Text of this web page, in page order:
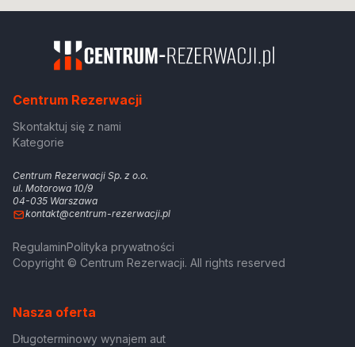
Centrum Rezerwacji
Skontaktuj się z nami
Kategorie
Centrum Rezerwacji Sp. z o.o.
ul. Motorowa 10/9
04-035 Warszawa
kontakt@centrum-rezerwacji.pl
Copyright © Centrum Rezerwacji. All rights reserved
RegulaminPolityka prywatności
Nasza oferta
Długoterminowy wynajem aut